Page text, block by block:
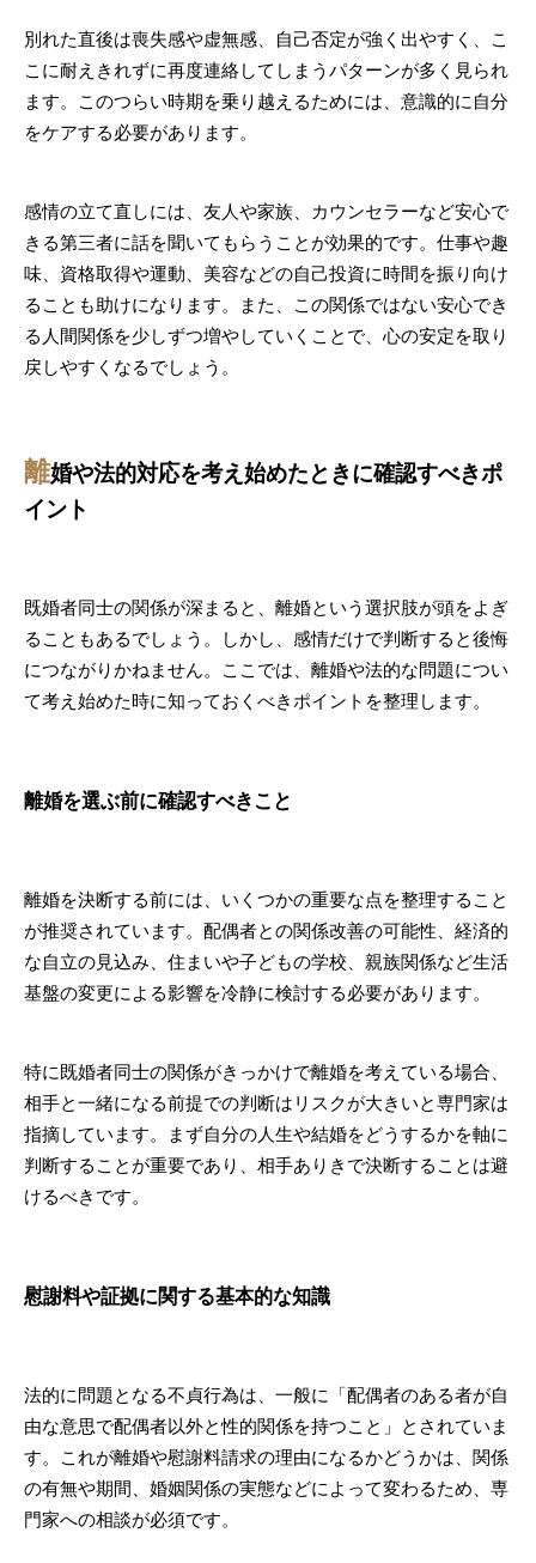
別れた直後は喪失感や虚無感、自己否定が強く出やすく、こ
こに耐えきれずに再度連絡してしまうパターンが多く見られ
ます。このつらい時期を乗り越えるためには、意識的に自分
をケアする必要があります。
感情の立て直しには、友人や家族、カウンセラーなど安心で
きる第三者に話を聞いてもらうことが効果的です。仕事や趣
味、資格取得や運動、美容などの自己投資に時間を振り向け
ることも助けになります。また、この関係ではない安心でき
る人間関係を少しずつ増やしていくことで、心の安定を取り
戻しやすくなるでしょう。
離婚や法的対応を考え始めたときに確認すべきポ
イント
既婚者同士の関係が深まると、離婚という選択肢が頭をよぎ
ることもあるでしょう。しかし、感情だけで判断すると後悔
につながりかねません。ここでは、離婚や法的な問題につい
て考え始めた時に知っておくべきポイントを整理します。
離婚を選ぶ前に確認すべきこと
離婚を決断する前には、いくつかの重要な点を整理すること
が推奨されています。配偶者との関係改善の可能性、経済的
な自立の見込み、住まいや子どもの学校、親族関係など生活
基盤の変更による影響を冷静に検討する必要があります。
特に既婚者同士の関係がきっかけで離婚を考えている場合、
相手と一緒になる前提での判断はリスクが大きいと専門家は
指摘しています。まず自分の人生や結婚をどうするかを軸に
判断することが重要であり、相手ありきで決断することは避
けるべきです。
慰謝料や証拠に関する基本的な知識
法的に問題となる不貞行為は、一般に「配偶者のある者が自
由な意思で配偶者以外と性的関係を持つこと」とされていま
す。これが離婚や慰謝料請求の理由になるかどうかは、関係
の有無や期間、婚姻関係の実態などによって変わるため、専
門家への相談が必須です。